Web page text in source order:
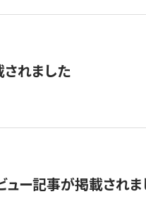
れました
ー記事が掲載されま